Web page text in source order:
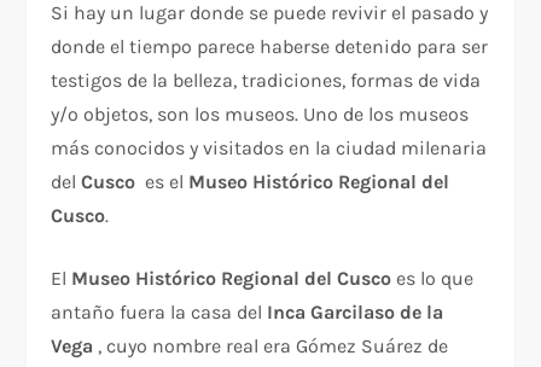
Si hay un lugar donde se puede revivir el pasado y
donde el tiempo parece haberse detenido para ser
testigos de la belleza, tradiciones, formas de vida
y/o objetos, son los museos. Uno de los museos
más conocidos y visitados en la ciudad milenaria
delCusco es el Museo Histórico Regional del
Cusco.
El Museo Histórico Regional del Cusco es lo que
antaño fuera la casa del Inca Garcilaso de la
Vega , cuyo nombre real era Gómez Suárez de